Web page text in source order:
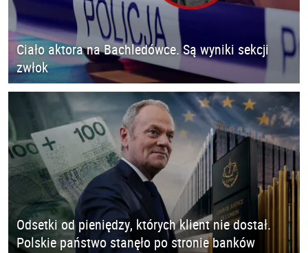
Ciało aktora na Bachledówce. Są wyniki sekcji
zwłok
Odsetki od pieniędzy, których klient nie dostał.
Polskie państwo stanęło po stronie banków